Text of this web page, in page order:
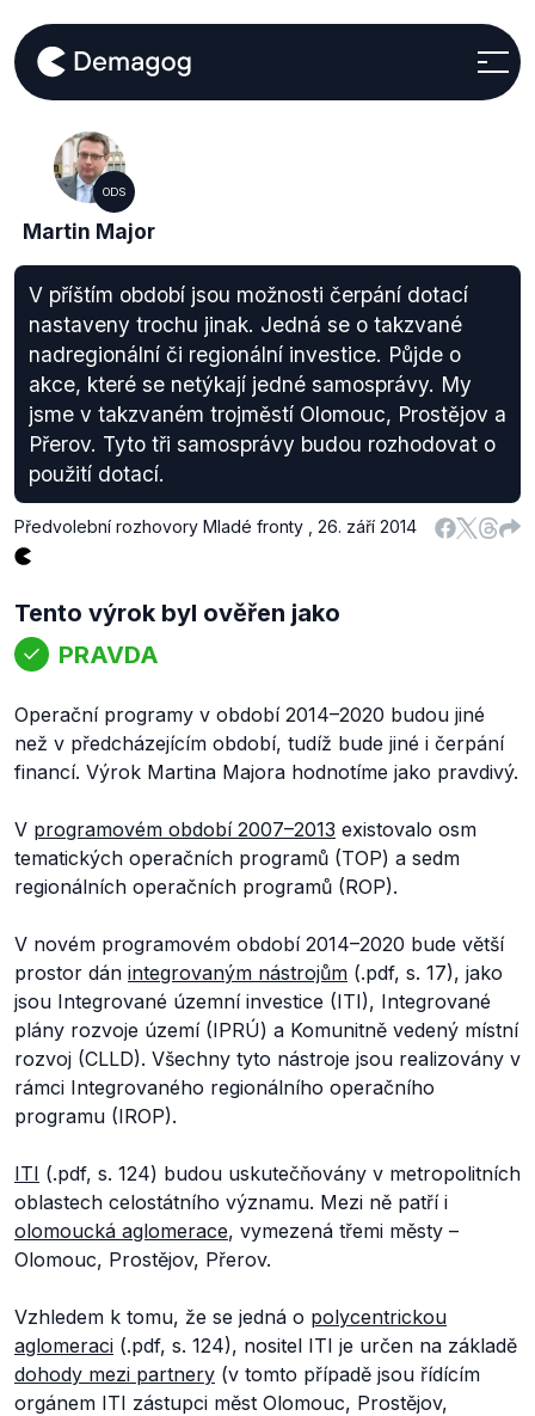
ODS
Martin Major
V příštím období jsou možnosti čerpání dotací
nastaveny trochu jinak. Jedná se o takzvané
nadregionální či regionální investice. Půjde o
akce, které se netýkají jedné samosprávy. My
jsme v takzvaném trojměstí Olomouc, Prostějov a
Přerov. Tyto tři samosprávy budou rozhodovat o
použití dotací.
Předvolební rozhovory Mladé fronty 26. září 2014
Tento výrok byl ověřen jako
PRAVDA
Operační programy v období 2014–2020 budou jiné
než v předcházejícím období, tudíž bude jiné i čerpání
financí. Výrok Martina Majora hodnotíme jako pravdivý.
V programovém období 2007–2013 existovalo osm
tematických operačních programů (TOP) a sedm
regionálních operačních programů (ROP).
V novém programovém období 2014–2020 bude větší
prostor dán integrovaným nástrojům (.pdf, s. 17), jako
jsou Integrované územní investice (ITI), Integrované
plány rozvoje území (IPRÚ) a Komunitně vedený místní
rozvoj (CLLD). Všechny tyto nástroje jsou realizovány v
rámci Integrovaného regionálního operačního
programu (IROP).
ITI (.pdf, s. 124) budou uskutečňovány v metropolitních
oblastech celostátního významu. Mezi ně patří i
olomoucká aglomerace, vymezená třemi městy –
Olomouc, Prostějov, Přerov.
Vzhledem k tomu, že se jedná o polycentrickou
aglomeraci (.pdf, s. 124), nositel ITI je určen na základě
dohody mezi partnery (v tomto případě jsou řídícím
orgánem ITI zástupci měst Olomouc, Prostějov,